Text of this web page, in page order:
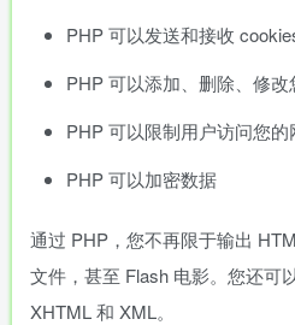
PHP 可以发送和接收
PHP 可以添加、删除、修
PHP 可以限制用户访问您
PHP 可以加密数据
通过 PHP，您不再限于输出
文件，甚至 Flash 电影。您还可
XHTML 和 XML。